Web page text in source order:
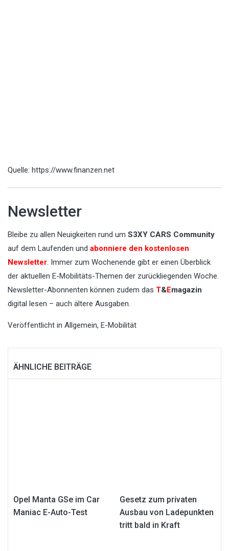
Quelle: https://www.finanzen.net
Newsletter
Bleibe zu allen Neuigkeiten rund um S3XY CARS Community
auf dem Laufenden und abonniere den kostenlosen
Newsletter. Immer zum Wochenende gibt er einen Überblick
der aktuellen E-Mobilitäts-Themen der zurückliegenden Woche.
Newsletter-Abonnenten können zudem das T&Emagazin
digital lesen – auch ältere Ausgaben.
Veröffentlicht in Allgemein, E-Mobilität
ÄHNLICHE BEITRÄGE
Opel Manta GSe im Car
Maniac E-Auto-Test
Gesetz zum privaten
Ausbau von Ladepunkten
tritt bald in Kraft